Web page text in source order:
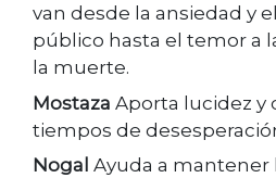
van desde la ansiedad y
público hasta el temor a
la muerte.
Mostaza Aporta lucidez y
tiempos de
Nogal Ayuda a mantener